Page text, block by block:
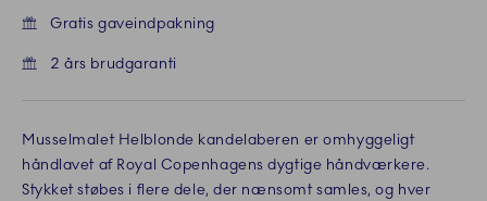
Gratis gaveindpakning
2 års brudgaranti
Musselmalet Helblonde kandelaberen er omhyggeligt
håndlavet af Royal Copenhagens dygtige håndværkere.
Stykket støbes i flere dele, der nænsomt samles, og hver